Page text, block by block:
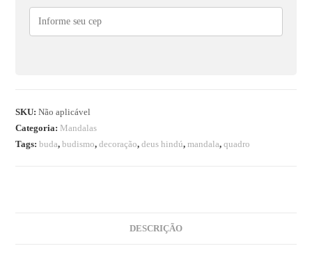
SKU:Não aplicável
Categoria: Mandalas
Tags:buda,budismo,decoração,deus hindú,mandala,quadro
DESCRIÇÃO